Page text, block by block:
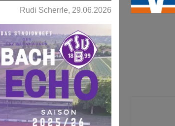
Rudi Scherrle, 29.06.2026